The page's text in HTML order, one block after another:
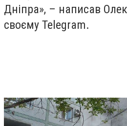
Дніпра», – написав
своєму Telegram.